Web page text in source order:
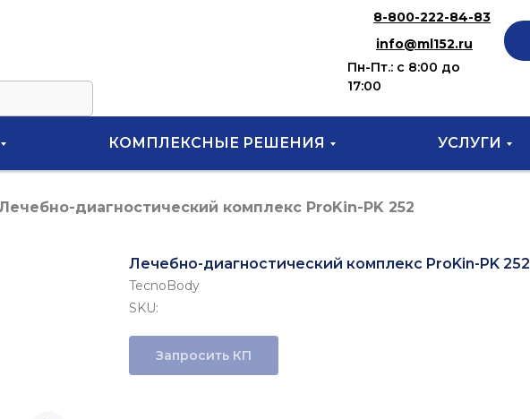
8-800-222-84-83
Пн-Пт.: с 8:00 до
17:00
info@ml152.ru
КОМПЛЕКСНЫЕ РЕШЕНИЯ УСЛУГИ
диагностический комплекс ProKin-PK 252
Лечебно-диагностический комплекс ProKin-PK 252
TecnoBody
SKU:
Запросить КП